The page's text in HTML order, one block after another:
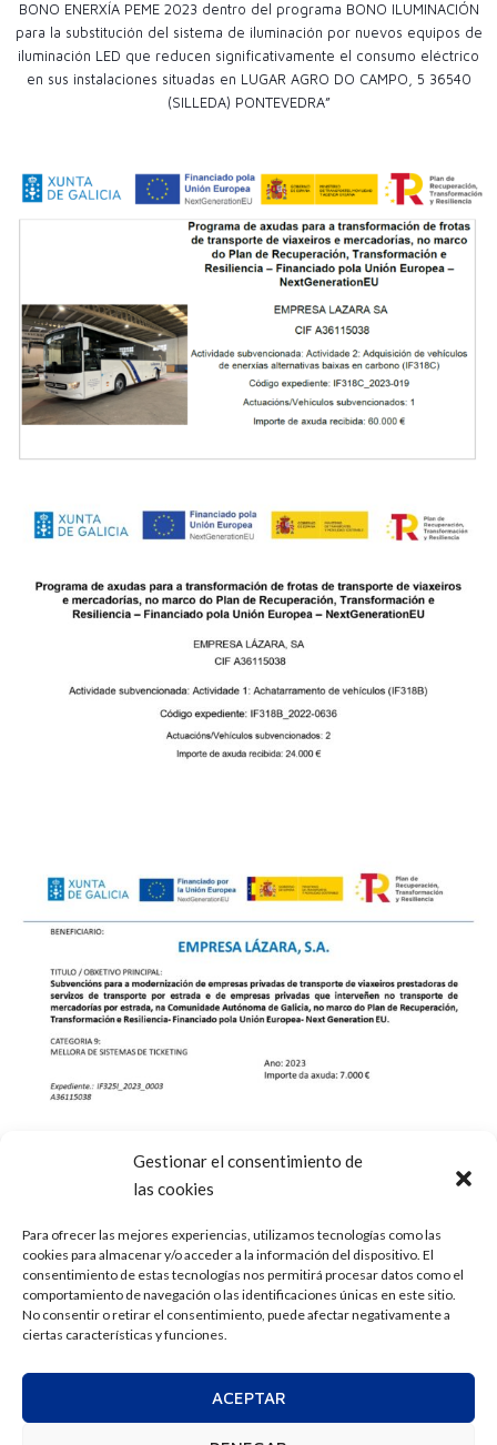
Gestionar el consentimiento de
las cookies
Para ofrecer las mejores experiencias, utilizamos tecnologías como las
cookies para almacenar y/o acceder a la información del dispositivo. El
consentimiento de estas tecnologías nos permitirá procesar datos como el
comportamiento de navegación o las identificaciones únicas en este sitio.
No consentir o retirar el consentimiento, puede afectar negativamente a
ciertas características y funciones.
ACEPTAR
BONO ENERXÍA PEME 2023 dentro del programa BONO ILUMINACIÓN
para la substitución del sistema de iluminación por nuevos equipos de
iluminación LED que reducen significativamente el consumo eléctrico
en sus instalaciones situadas en LUGAR AGRO DO CAMPO, 5 36540
(SILLEDA) PONTEVEDRA”